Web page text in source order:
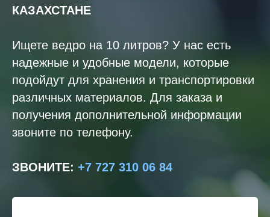
КАЗАХСТАНЕ
Ищете ведро на 10 литров? У нас есть
надежные и удобные модели, которые
подойдут для хранения и транспортировки
различных материалов. Для заказа и
получения дополнительной информации
звоните по телефону.
ЗВОНИТЕ: +7 727 310 06 84